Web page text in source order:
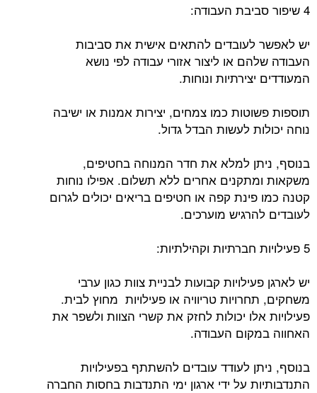
4 שיפור סביבת העבודה:
יש לאפשר לעובדים להתאים אישית את סביבות
העבודה שלהם או ליצור אזורי עבודה לפי נושא
המעודדים יצירתיות ונוחות.
תוספות פשוטות כמו צמחים, יצירות אמנות או ישיבה
נוחה יכולות לעשות הבדל גדול.
בנוסף, ניתן למלא את חדר המנוחה בחטיפים,
משקאות ומתקנים אחרים ללא תשלום. אפילו נוחות
קטנה כמו פינת קפה או חטיפים בריאים יכולים לגרום
לעובדים להרגיש מוערכים.
5 פעילויות חברתיות וקהילתיות:
יש לארגן פעילויות קבועות לבניית צוות כגון ערבי
משחקים, תחרויות טריוויה או פעילויות מחוץ לבית.
פעילויות אלו יכולות לחזק את קשרי הצוות ולשפר את
האחווה במקום העבודה.
בנוסף, ניתן לעודד עובדים להשתתף בפעילויות
התנדבותיות על ידי ארגון ימי התנדבות בחסות החברה